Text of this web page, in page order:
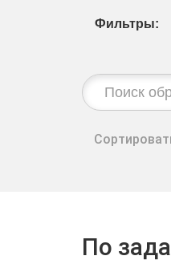
Фильтры:
Строка
поиска:
По